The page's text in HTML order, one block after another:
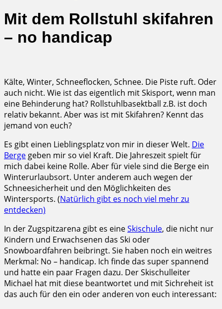
Mit dem Rollstuhl skifahren
– no handicap
Kälte, Winter, Schneeflocken, Schnee. Die Piste ruft. Oder
auch nicht. Wie ist das eigentlich mit Skisport, wenn man
eine Behinderung hat? Rollstuhlbasektball z.B. ist doch
relativ bekannt. Aber was ist mit Skifahren? Kennt das
jemand von euch?
Es gibt einen Lieblingsplatz von mir in dieser Welt. Die
Berge geben mir so viel Kraft. Die Jahreszeit spielt für
mich dabei keine Rolle. Aber für viele sind die Berge ein
Winterurlaubsort. Unter anderem auch wegen der
Schneesicherheit und den Möglichkeiten des
Wintersports. (Natürlich gibt es noch viel mehr zu
entdecken)
In der Zugspitzarena gibt es eineSkischule, die nicht nur
Kindern und Erwachsenen das Ski oder
Snowboardfahren beibringt. Sie haben noch ein weitres
Merkmal: No – handicap. Ich finde das super spannend
und hatte ein paar Fragen dazu. Der Skischulleiter
Michael hat mit diese beantwortet und mit Sichreheit ist
das auch für den ein oder anderen von euch interessant: